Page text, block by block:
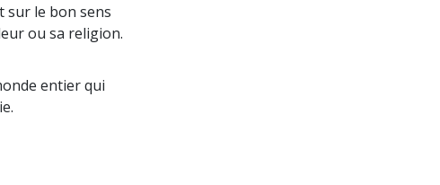
sur le bon sens
ou sa religion.
entier qui